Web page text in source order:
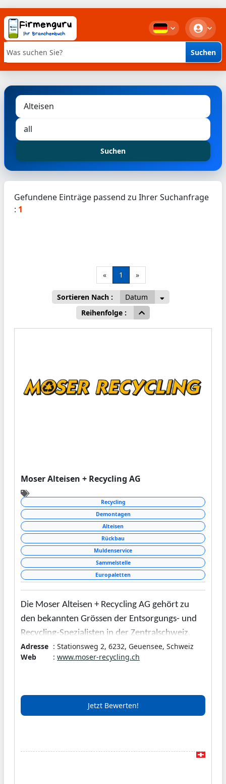
Stichwortsuche Suchen
Suchen
Gefundene Einträge passend zu Ihrer Suchanfrage
: 1
« 1 »
Sortieren Nach :
Datum
Reihenfolge :
Moser Alteisen + Recycling AG
Recycling
Demontagen
Alteisen
Rückbau
Muldenservice
Sammelstelle
Europaletten
Die Moser Alteisen + Recycling AG gehört zu
den bekannten Grössen der Entsorgungs- und
Recycling-Spezialisten in der Zentralschweiz.
Mit langfristigen Partnerschaften zu Kunden
und Lieferanten, innovativen Ideen und
Adresse : Stationsweg 2, 6232, Geuensee, Schweiz
Web
: www.moser-recycling.ch
Jetzt Bewerten!